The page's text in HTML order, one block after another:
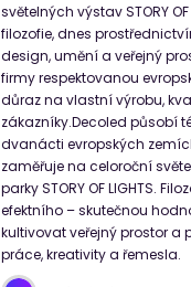
světelných výstav STORY
filozofie, dnes
design, umění a veřejný
firmy respektovanou
důraz na vlastní výrobu,
zákazníky.Decoled působí
dvanácti evropských
zaměřuje na celoroční
parky STORY OF LIGHTS.
efektního – skutečnou
kultivovat veřejný prostor a
práce, kreativity a řemesla.